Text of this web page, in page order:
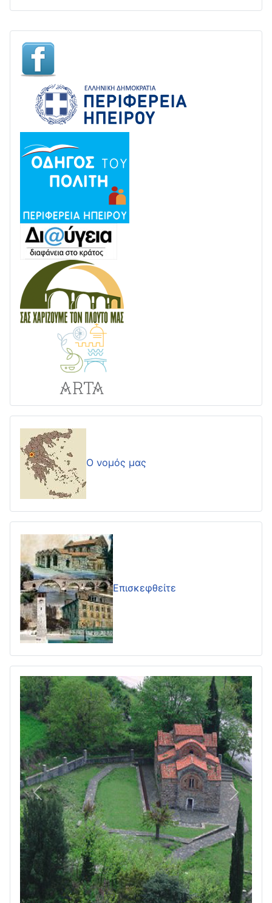
Ο νομός μας
Επισκεφθείτε
Πίσω